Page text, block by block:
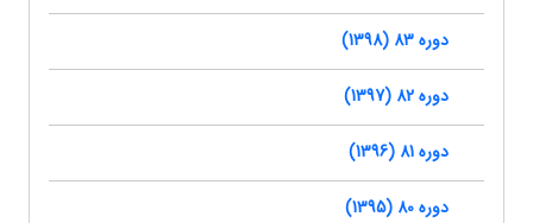
دوره 83 (1398)
دوره 82 (1397)
دوره 81 (1396)
دوره 80 (1395)